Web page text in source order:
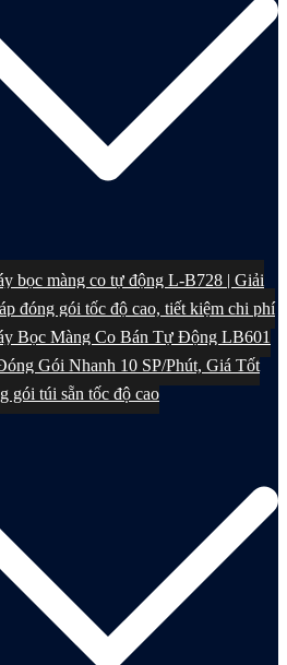
bọc màng co tự động L-B728 | Giải
đóng gói tốc độ cao, tiết kiệm chi phí
Bọc Màng Co Bán Tự Động LB601
Gói Nhanh 10 SP/Phút, Giá Tốt
gói túi sẵn tốc độ cao